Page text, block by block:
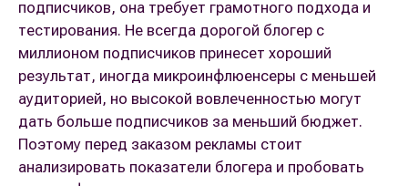
подписчиков, она требует грамотного подхода и
тестирования. Не всегда дорогой блогер с
миллионом подписчиков принесет хороший
результат, иногда микроинфлюенсеры с меньшей
аудиторией, но высокой вовлеченностью могут
дать больше подписчиков за меньший бюджет.
Поэтому перед заказом рекламы стоит
анализировать показатели блогера и пробовать